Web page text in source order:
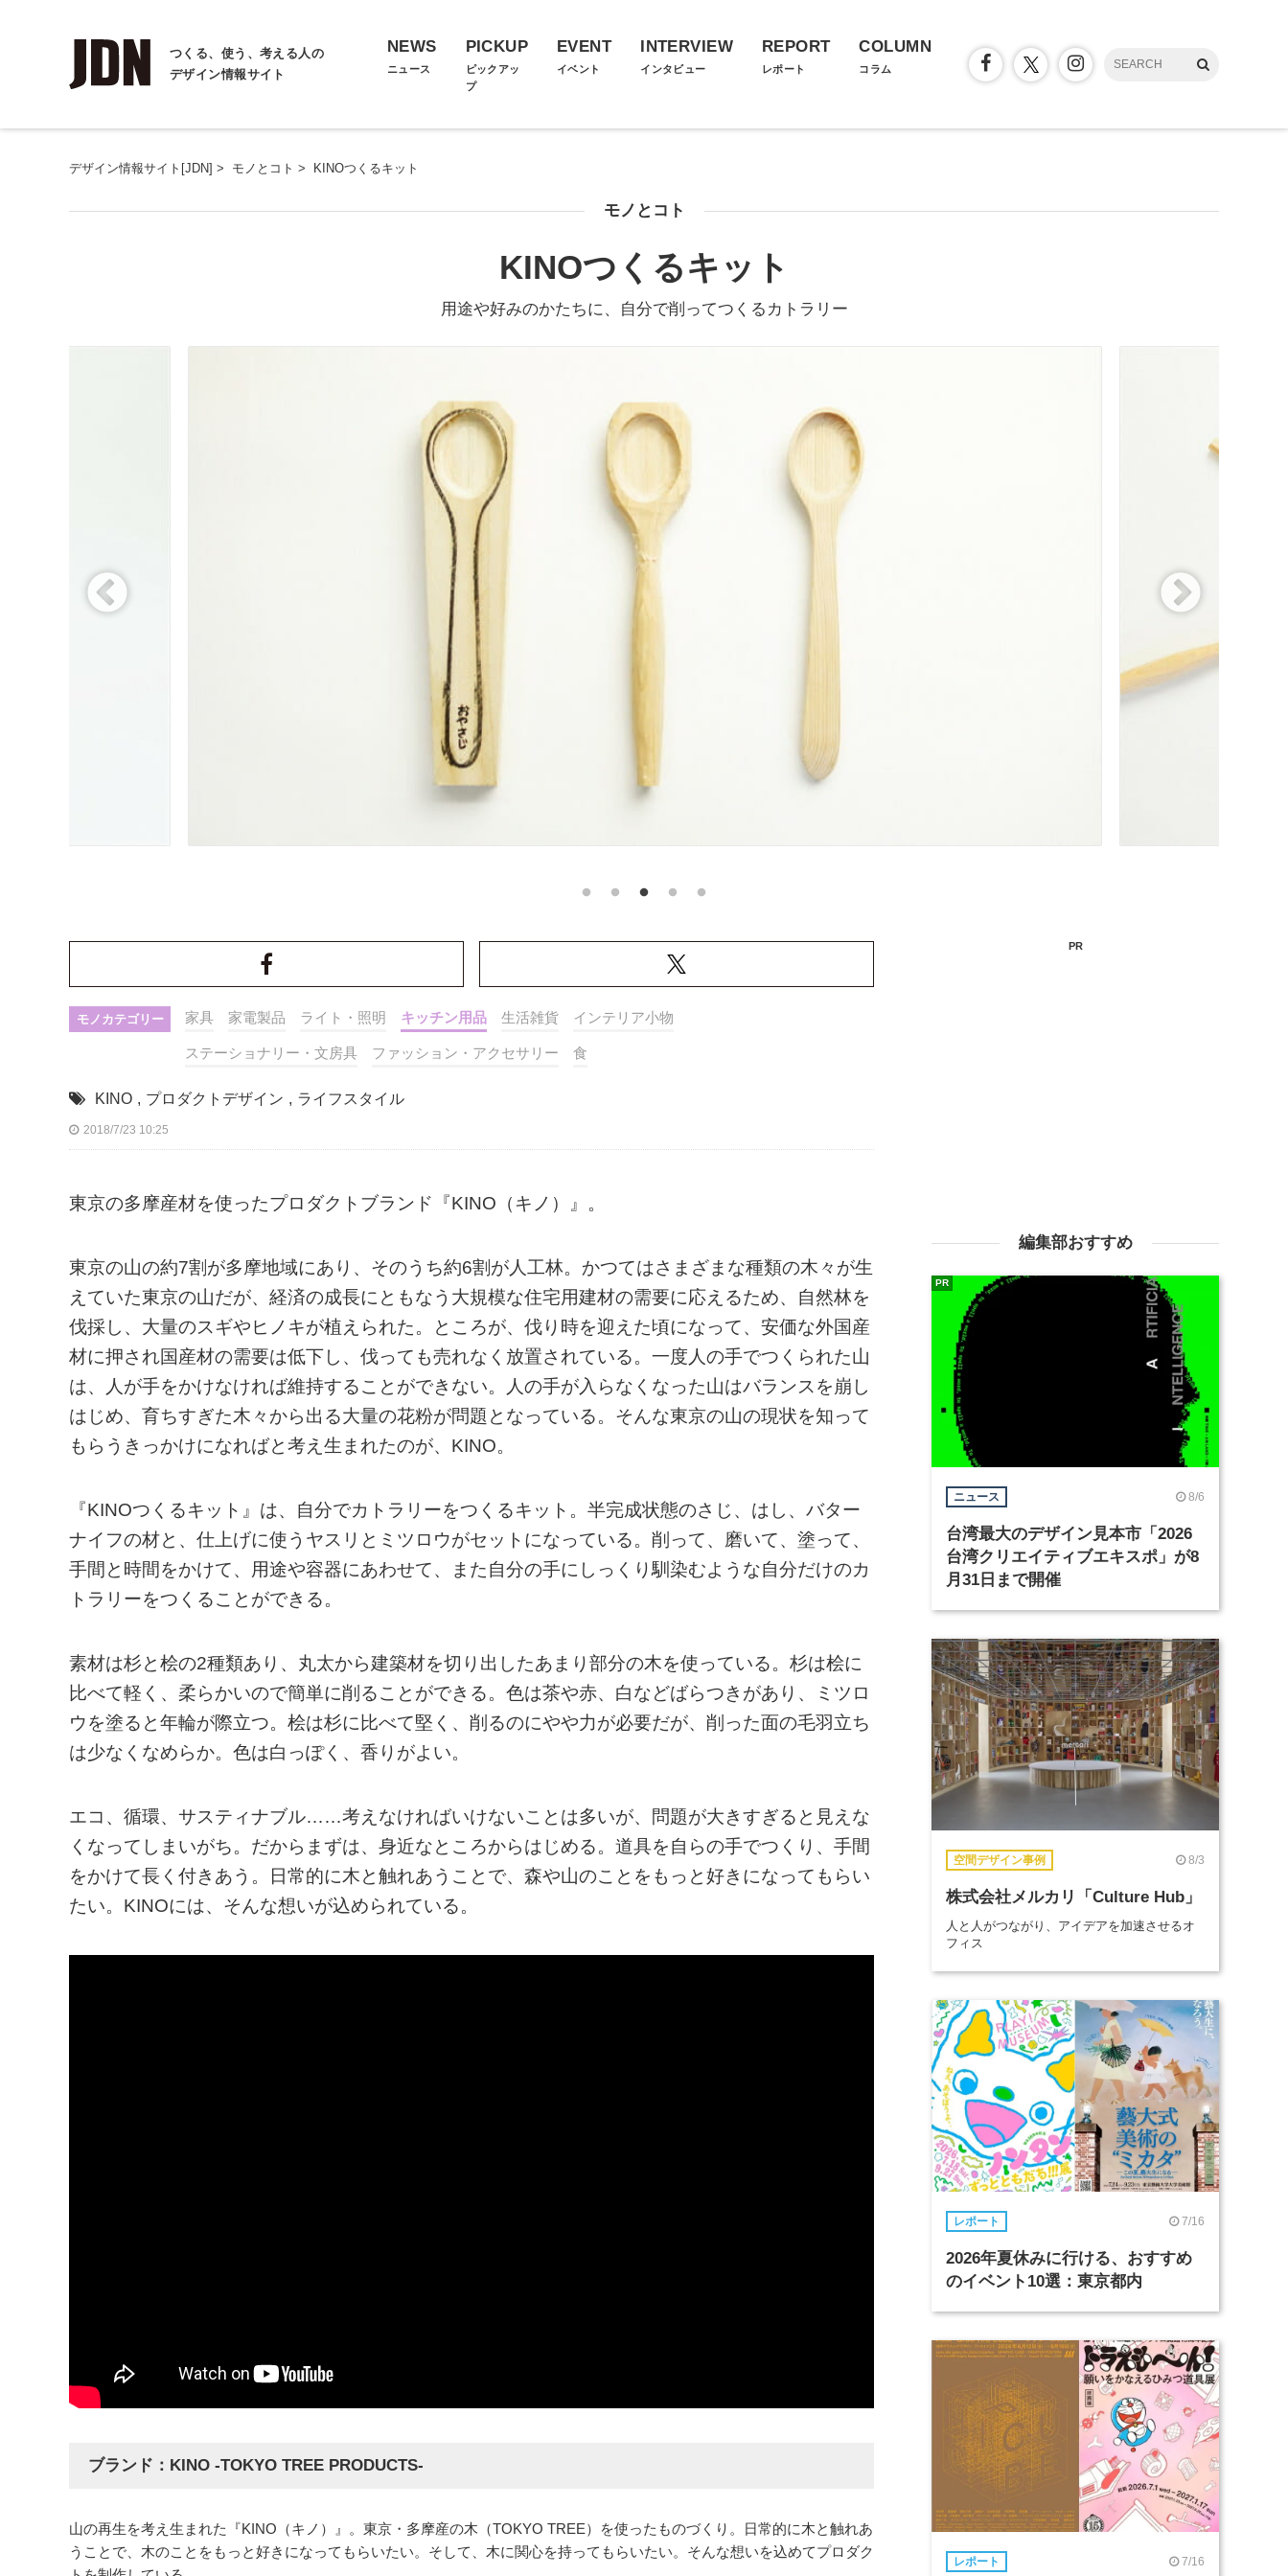
つくる、使う、考える人の
デザイン情報サイト
NEWS
ニュース
PICKUP
ピックアッ
プ
EVENT
イベント
INTERVIEW
インタビュー
REPORT
レポート
COLUMN
コラム
デザイン情報サイト[JDN] > モノとコト > KINOつくるキット
モノとコト
KINOつくるキット
用途や好みのかたちに、自分で削ってつくるカトラリー
モノカテゴリー 家具 家電製品 ライト・照明 キッチン用品 生活雑貨 インテリア小物
ステーショナリー・文房具 ファッション・アクセサリー 食
KINO , プロダクトデザイン , ライフスタイル
2018/7/23 10:25
東京の多摩産材を使ったプロダクトブランド『KINO（キノ）』。
東京の山の約7割が多摩地域にあり、そのうち約6割が人工林。かつてはさまざまな種類の木々が生
えていた東京の山だが、経済の成長にともなう大規模な住宅用建材の需要に応えるため、自然林を
伐採し、大量のスギやヒノキが植えられた。ところが、伐り時を迎えた頃になって、安価な外国産
材に押され国産材の需要は低下し、伐っても売れなく放置されている。一度人の手でつくられた山
は、人が手をかけなければ維持することができない。人の手が入らなくなった山はバランスを崩し
はじめ、育ちすぎた木々から出る大量の花粉が問題となっている。そんな東京の山の現状を知って
もらうきっかけになればと考え生まれたのが、KINO。
『KINOつくるキット』は、自分でカトラリーをつくるキット。半完成状態のさじ、はし、バター
ナイフの材と、仕上げに使うヤスリとミツロウがセットになっている。削って、磨いて、塗って、
手間と時間をかけて、用途や容器にあわせて、また自分の手にしっくり馴染むような自分だけのカ
トラリーをつくることができる。
素材は杉と桧の2種類あり、丸太から建築材を切り出したあまり部分の木を使っている。杉は桧に
比べて軽く、柔らかいので簡単に削ることができる。色は茶や赤、白などばらつきがあり、ミツロ
ウを塗ると年輪が際立つ。桧は杉に比べて堅く、削るのにやや力が必要だが、削った面の毛羽立ち
は少なくなめらか。色は白っぽく、香りがよい。
エコ、循環、サスティナブル……考えなければいけないことは多いが、問題が大きすぎると見えな
くなってしまいがち。だからまずは、身近なところからはじめる。道具を自らの手でつくり、手間
をかけて長く付きあう。日常的に木と触れあうことで、森や山のことをもっと好きになってもらい
たい。KINOには、そんな想いが込められている。
ブランド：KINO -TOKYO TREE PRODUCTS-
山の再生を考え生まれた『KINO（キノ）』。東京・多摩産の木（TOKYO TREE）を使ったものづくり。日常的に木と触れあ
うことで、木のことをもっと好きになってもらいたい。そして、木に関心を持ってもらいたい。そんな想いを込めてプロダク
PR
編集部おすすめ
ニュース 8/6
台湾最大のデザイン見本市「2026
台湾クリエイティブエキスポ」が8
月31日まで開催
PR
空間デザイン事例 8/3
株式会社メルカリ「Culture Hub」
人と人がつながり、アイデアを加速させるオ
フィス
レポート 7/16
2026年夏休みに行ける、おすすめ
のイベント10選：東京都内
レポート 7/16